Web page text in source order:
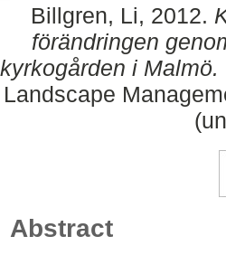
Billgren, Li, 2012.
förändringen
kyrkogården i Malmö.
Landscape
Abstract